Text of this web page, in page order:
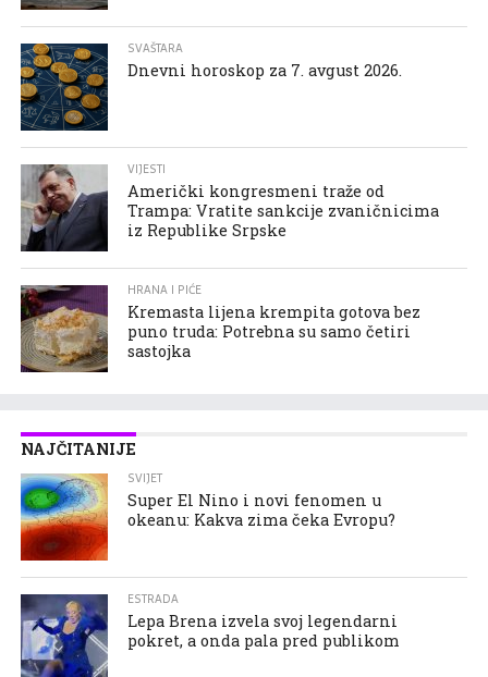
SVAŠTARA
Dnevni horoskop za 7. avgust 2026.
VIJESTI
Američki kongresmeni traže od
Trampa: Vratite sankcije zvaničnicima
iz Republike Srpske
HRANA I PIĆE
Kremasta lijena krempita gotova bez
puno truda: Potrebna su samo četiri
sastojka
NAJČITANIJE
SVIJET
Super El Nino i novi fenomen u
okeanu: Kakva zima čeka Evropu?
ESTRADA
Lepa Brena izvela svoj legendarni
pokret, a onda pala pred publikom